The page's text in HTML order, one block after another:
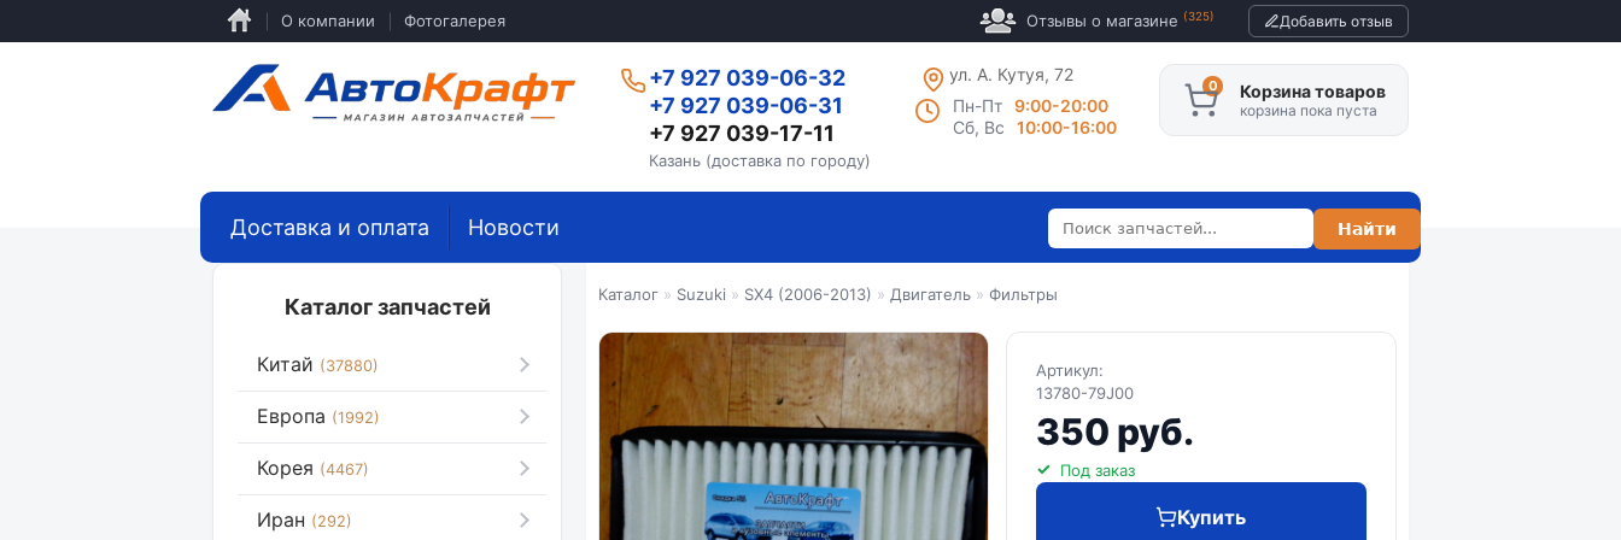
основному
О компании Фотогалерея Отзывы о магазине (325) Добавить отзыв
+7 927 039-06-32
+7 927 039-06-31
+7 927 039-17-11
Казань (доставка по городу)
ул. А. Кутуя, 72
Пн-Пт
9:00-20:00
Сб, Вс
10:00-16:00
Корзина товаров
корзина пока пуста
Каталог » Suzuki » SX4 (2006-2013) » Двигатель » Фильтры
Артикул:
13780-79J00
350 руб.
Под заказ
Купить
Доставка и оплата Новости
Каталог запчастей
Китай (37880)
Европа (1992)
Корея (4467)
Иран (292)